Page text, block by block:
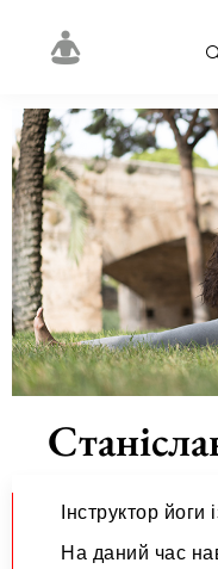
Інструктор йоги
На даний час